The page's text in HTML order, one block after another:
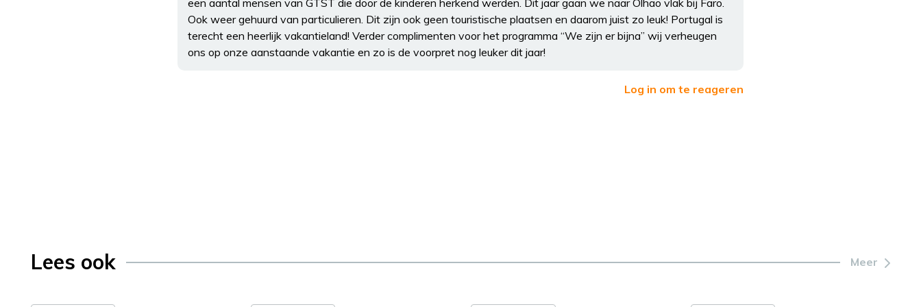
een aantal mensen van GTST die door de kinderen herkend werden. Dit jaar gaan we naar Olhao vlak bij Faro.
Ook weer gehuurd van particulieren. Dit zijn ook geen touristische plaatsen en daarom juist zo leuk! Portugal is
terecht een heerlijk vakantieland! Verder complimenten voor het programma “We zijn er bijna” wij verheugen
ons op onze aanstaande vakantie en zo is de voorpret nog leuker dit jaar!
Log in om te reageren
Lees ook Meer